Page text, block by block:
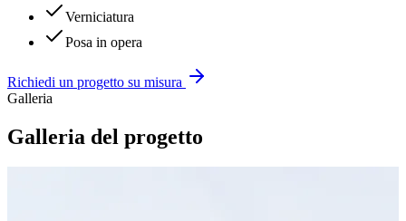
Verniciatura
Posa in opera
Richiedi un progetto su misura
Galleria
Galleria del progetto